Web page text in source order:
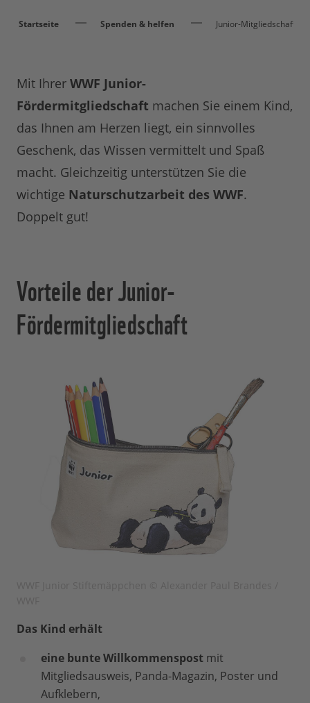
Startseite Spenden & helfen Junior-Mitgliedschaft
Mit Ihrer WWF Junior-
Fördermitgliedschaft machen Sie einem Kind,
das Ihnen am Herzen liegt, ein sinnvolles
Geschenk, das Wissen vermittelt und Spaß
macht. Gleichzeitig unterstützen Sie die
wichtige Naturschutzarbeit des WWF.
Doppelt gut!
Vorteile der Junior-
Fördermitgliedschaft
Das Kind erhält
eine bunte Willkommenspost mit
Mitgliedsausweis, Panda-Magazin, Poster und
Aufklebern,